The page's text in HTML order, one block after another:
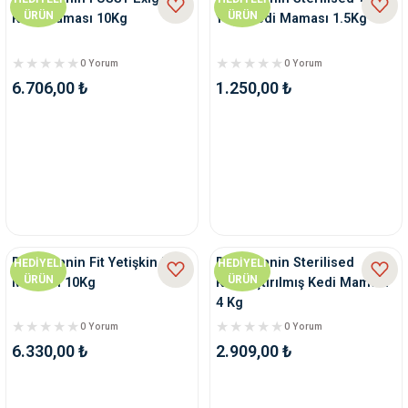
ÜRÜN
Kedi Maması 10Kg
0 Yorum
6.706,00 ₺
ÜRÜN
Yaşlı Kedi Maması 1.5Kg
0 Yorum
1.250,00 ₺
HEDİYELİ
ÜRÜN
Royal Canin Fit Yetişkin Kedi
Maması 10Kg
0 Yorum
6.330,00 ₺
HEDİYELİ
ÜRÜN
Royal Canin Sterilised
Kısırlaştırılmış Kedi Maması
4 Kg
0 Yorum
2.909,00 ₺